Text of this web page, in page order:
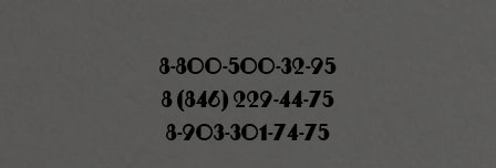
8-800-500-32-95
8 (846) 229-44-75
8-903-301-74-75